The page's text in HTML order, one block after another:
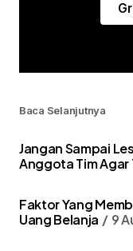
Baca Selanjutnya
Jangan Sampai
Anggota Tim
Faktor Yang
Uang Belanja
9